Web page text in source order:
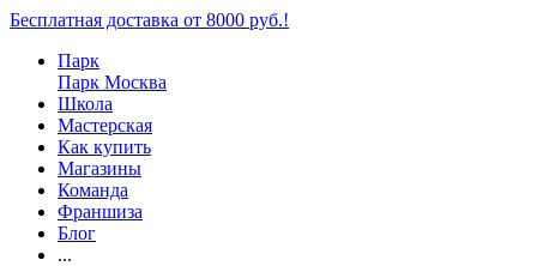
Бесплатная доставка от 8000 руб.!
Парк
Парк Москва
Школа
Мастерская
Как купить
Магазины
Команда
Франшиза
Блог
...